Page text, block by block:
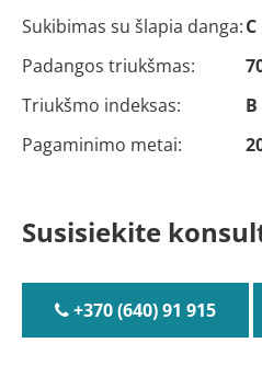
Sukibimas su šlapia danga:C
Padangos triukšmas:
Triukšmo indeksas:
B
Pagaminimo metai:
Susisiekite
+370 (640) 91 915